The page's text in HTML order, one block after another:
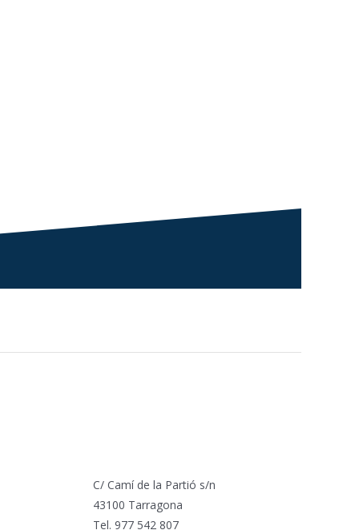
C/ Camí de la Partió s/n
43100 Tarragona
Tel. 977 542 807